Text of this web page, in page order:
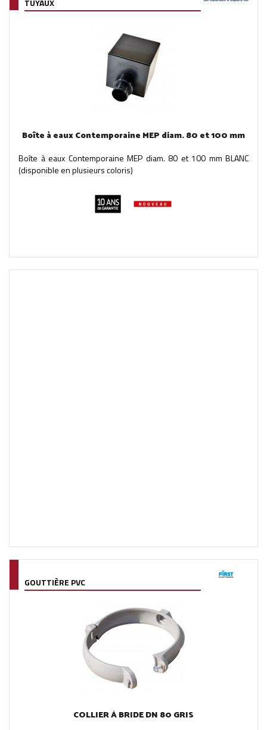
TUYAUX
Boîte à eaux Contemporaine MEP diam. 80 et 100 mm
Boîte à eaux Contemporaine MEP diam. 80 et 100 mm BLANC
(disponible en plusieurs coloris)
GOUTTIÈRE PVC
COLLIER À BRIDE DN 80 GRIS